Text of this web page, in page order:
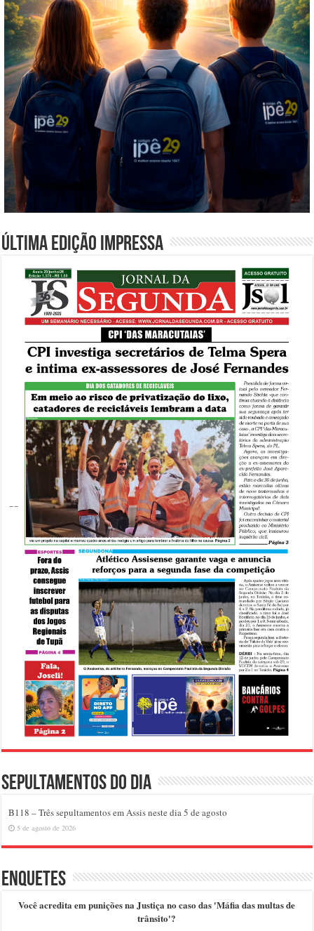
Última edição impressa
Sepultamentos do dia
B118 – Três sepultamentos em Assis neste dia 5 de agosto
5 de agosto de 2026
Enquetes
Você acredita em punições na Justiça no caso das 'Máfia das multas de
trânsito'?